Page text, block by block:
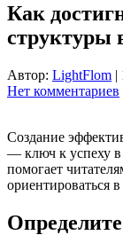
Как
структуры
Автор: LightFlom |
Нет комментариев
Создание
— ключ к успеху в
помогает
ориентироваться